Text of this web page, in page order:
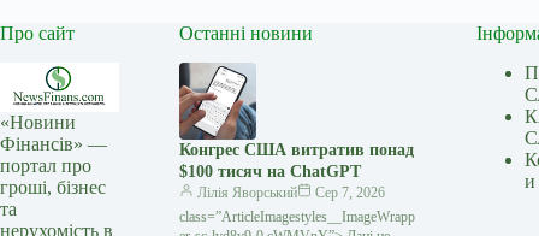
Про сайт
«Новини
Фінансів» —
портал про
гроші, бізнес
та
нерухомість в
Останні новини
Конгрес США витратив понад
$100 тисяч на ChatGPT
Лілія Яворський
Сер 7, 2026
class=”ArticleImagestyles__ImageWrapp
и